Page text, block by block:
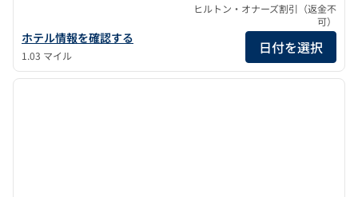
キャノピーbyヒルトン・ポートランド・パールディストリクトの
ホテル情報を確認する
1.03 マイル
ヒルトン・オナーズ割引（返金不
可）
日付を選択
1/12
1/12
前の画像 次の